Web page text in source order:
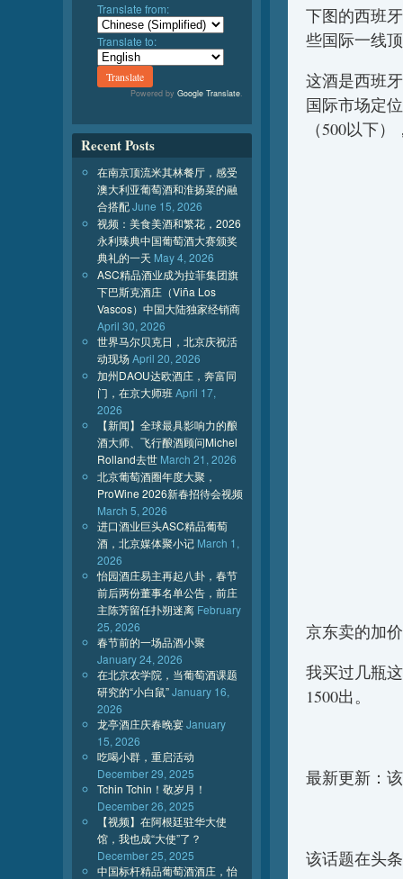
下图的西班
些国际一线
这酒是西班
国际市场定
（500以下
京东卖的加
我买过几瓶
1500出。
最新更新：
该话题在头
Translate from:
Translate to:
Powered by Google Translate.
Recent Posts
在南京顶流米其林餐厅，感受
澳大利亚葡萄酒和淮扬菜的融
合搭配June 15, 2026
视频：美食美酒和繁花，2026
永利臻典中国葡萄酒大赛颁奖
典礼的一天 May 4, 2026
ASC精品酒业成为拉菲集团旗
下巴斯克酒庄（Viña Los
Vascos）中国大陆独家经销商
April 30, 2026
世界马尔贝克日，北京庆祝活
动现场April 20, 2026
加州DAOU达欧酒庄，奔富同
门，在京大师班 April 17,
2026
【新闻】全球最具影响力的酿
酒大师、飞行酿酒顾问Michel
Rolland去世 March 21, 2026
北京葡萄酒圈年度大聚，
ProWine 2026新春招待会视频
March 5, 2026
进口酒业巨头ASC精品葡萄
酒，北京媒体聚小记 March 1,
2026
怡园酒庄易主再起八卦，春节
前后两份董事名单公告，前庄
主陈芳留任扑朔迷离 February
25, 2026
春节前的一场品酒小聚
January 24, 2026
在北京农学院，当葡萄酒课题
研究的“小白鼠”January 16,
2026
龙亭酒庄庆春晚宴January
15, 2026
吃喝小群，重启活动
December 29, 2025
Tchin Tchin！敬岁月！
December 26, 2025
【视频】在阿根廷驻华大使
馆，我也成“大使”了？
December 25, 2025
中国标杆精品葡萄酒酒庄，怡